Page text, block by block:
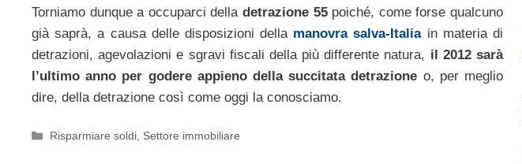
Torniamo dunque a occuparci della detrazione 55poiché, come forse qualcuno
già saprà, a causa delle disposizioni della manovra salva-Italiain materia di
detrazioni, agevolazioni e sgravi fiscali della più differente natura, il 2012 sarà
l’ultimo anno per godere appieno della succitata detrazione o, per meglio
dire, della detrazione così come oggi la conosciamo.
Categorie
Risparmiare soldi, Settore immobiliare